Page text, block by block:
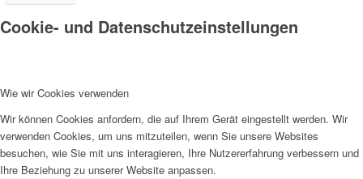
Cookie- und Datenschutzeinstellungen
Wie wir Cookies verwenden
Wir können Cookies anfordern, die auf Ihrem Gerät eingestellt werden. Wir
verwenden Cookies, um uns mitzuteilen, wenn Sie unsere Websites
besuchen, wie Sie mit uns interagieren, Ihre Nutzererfahrung verbessern und
Ihre Beziehung zu unserer Website anpassen.